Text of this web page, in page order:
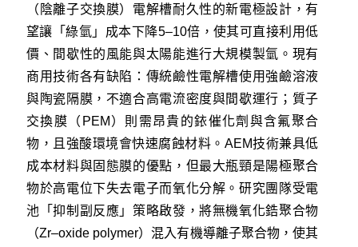
（陰離子交換膜）電解槽耐久性的新電極設計，有
望讓「綠氫」成本下降5–10倍，使其可直接利用低
價、間歇性的風能與太陽能進行大規模製氫。現有
商用技術各有缺陷：傳統鹼性電解槽使用強鹼溶液
與陶瓷隔膜，不適合高電流密度與間歇運行；質子
交換膜（PEM）則需昂貴的銥催化劑與含氟聚合
物，且強酸環境會快速腐蝕材料。AEM技術兼具低
成本材料與固態膜的優點，但最大瓶頸是陽極聚合
物於高電位下失去電子而氧化分解。研究團隊受電
池「抑制副反應」策略啟發，將無機氧化鋯聚合物
（Zr–oxide polymer）混入有機導離子聚合物，使其